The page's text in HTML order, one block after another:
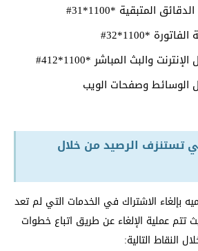
المتبقية *1100*31#
*1100*32#
والبث المباشر *1100*412#
وصفحات الويب
تستنزف الرصيد من خلال
بإلغاء الاشتراك في الخدمات التي لم تعد
تتم عملية الإلغاء عن طريق اتباع خطوات
النقاط التالية: